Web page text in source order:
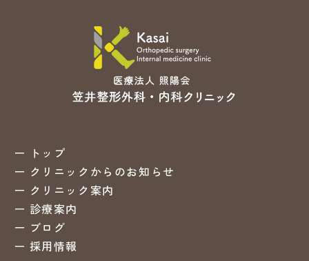
トップ
クリニックからのお知らせ
クリニック案内
診療案内
ブログ
採用情報